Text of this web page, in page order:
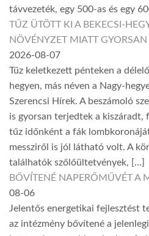
távvezeték, egy 500-as és egy
TŰZ ÜTÖTT KI A BEKECSI-
NÖVÉNYZET MIATT
2026-08-07
Tűz keletkezett pénteken a
hegyen, más néven a Nagy-
Szerencsi Hírek. A beszámoló
is gyorsan terjedtek a kiszáradt,
tűz időnként a fák
messziről is jól látható volt. A
találhatók szőlőültetvények, […]
BŐVÍTENÉ NAPERŐMŰVÉT A
08-06
Jelentős energetikai fejlesztést
az intézmény bővítené a